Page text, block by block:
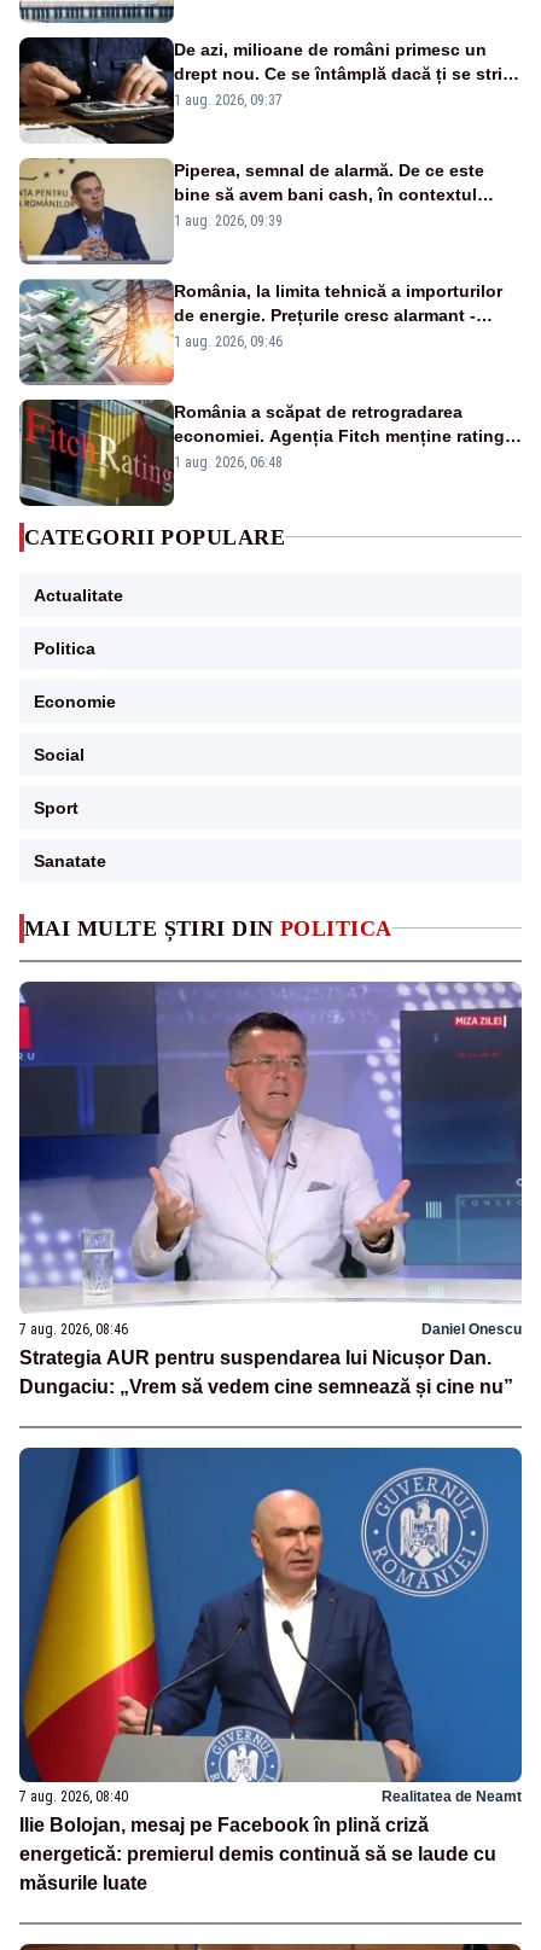
MAI MULTE ȘTIRI DIN POLITICA
7 aug. 2026, 08:46 Daniel Onescu
Strategia AUR pentru suspendarea lui Nicușor Dan.
Dungaciu: „Vrem să vedem cine semnează și cine nu”
7 aug. 2026, 08:40 Realitatea de Neamt
Ilie Bolojan, mesaj pe Facebook în plină criză
energetică: premierul demis continuă să se laude cu
măsurile luate
De azi, milioane de români primesc un
drept nou. Ce se întâmplă dacă ți se strică
un produs
1 aug. 2026, 09:37
Piperea, semnal de alarmă. De ce este
bine să avem bani cash, în contextul
alertei energetice?
1 aug. 2026, 09:39
România, la limita tehnică a importurilor
de energie. Prețurile cresc alarmant -
Analiză Realitatea Plus
1 aug. 2026, 09:46
România a scăpat de retrogradarea
economiei. Agenția Fitch menține ratingul
„BBB-” cu perspectivă negativă
1 aug. 2026, 06:48
CATEGORII POPULARE
Actualitate
Politica
Economie
Social
Sport
Sanatate